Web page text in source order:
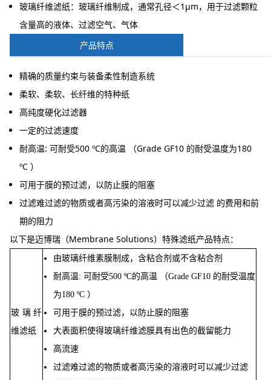
玻璃纤维滤纸：玻璃纤维制成，通常孔径＜1μm，用于过滤颗粒
含量高的液体、过滤空气、气体
产品特点
精确的质量约束与装备柔性制造系统
柔软、柔软、长纤维的特种纸
高纯度硬化过滤器
一定的过滤速度
耐高温: 可耐受500 ºC的高温 （Grade GF10 的耐受温度为180
ºC ）
可用于膜的预过滤，以防止膜的阻塞
过滤难过滤的物质或者高污染的溶液时可以减少过滤 的费用和前
期的阻力
以下是迈博瑞（Membrane Solutions）特殊滤纸产品特点：
玻璃纤
维滤纸
由玻璃纤维素膜制成，含粘合剂或不含粘合剂
耐高温: 可耐受500 ºC的高温 （Grade GF10 的耐受温度
为180 ºC ）
可用于膜的预过滤，以防止膜的阻塞
大表面积使得玻璃纤维滤膜具有出色的截留能力
高流速
过滤难过滤的物质或者高污染的溶液时可以减少过滤